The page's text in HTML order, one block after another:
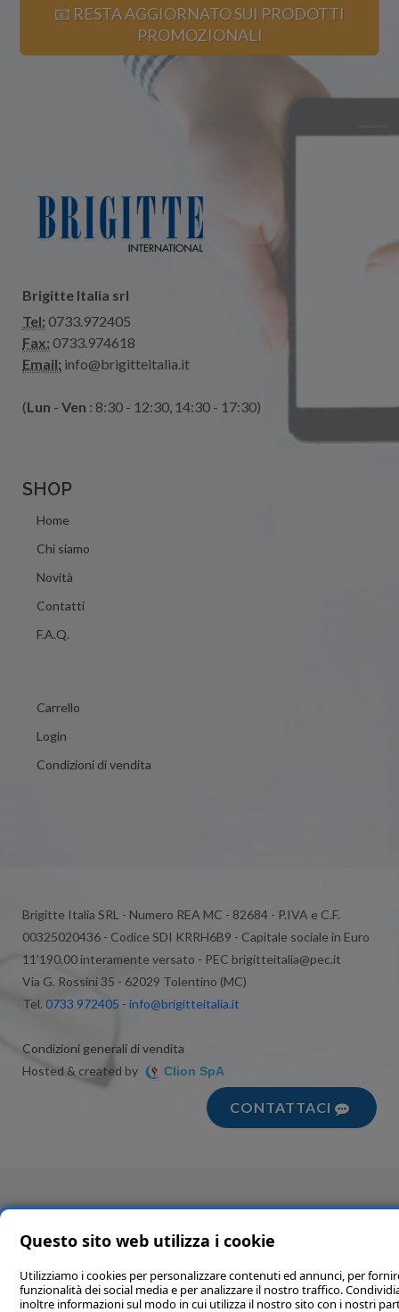
📧 RESTA AGGIORNATO SUI PRODOTTI
PROMOZIONALI
Brigitte Italia srl
Tel: 0733.972405
Fax: 0733.974618
Email: info@brigitteitalia.it
(Lun - Ven : 8:30 - 12:30, 14:30 - 17:30)
SHOP
Home
Chi siamo
Novità
Contatti
F.A.Q.
Carrello
Login
Condizioni di vendita
Brigitte Italia SRL - Numero REA MC - 82684 - P.IVA e C.F.
00325020436 - Codice SDI KRRH6B9 - Capitale sociale in Euro
11’190,00 interamente versato - PEC brigitteitalia@pec.it
Via G. Rossini 35 - 62029 Tolentino (MC)
Tel. 0733 972405 - info@brigitteitalia.it
Condizioni generali di vendita
Hosted & created by
Clion SpA
CONTATTACI
Questo sito web utilizza i cookie
Utilizziamo i cookies per personalizzare contenuti ed annunci, per
funzionalità dei social media e per analizzare il nostro traffico.
inoltre informazioni sul modo in cui utilizza il nostro sito con i nostri